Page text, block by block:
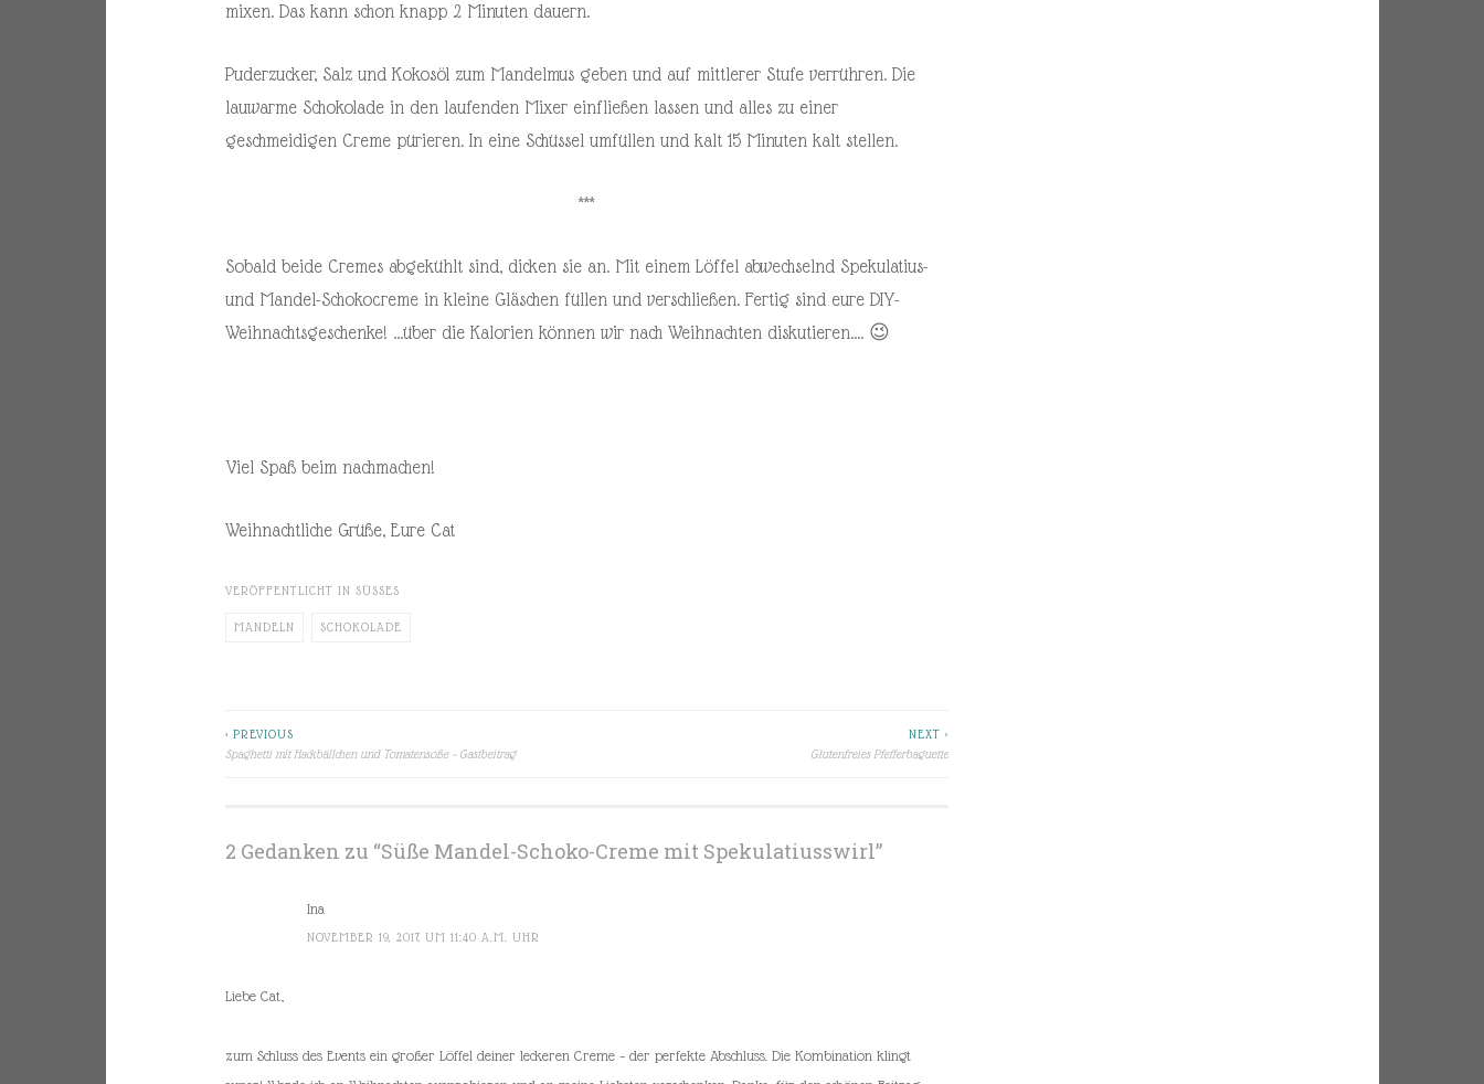
mixen. Das kann schon knapp 2 Minuten dauern.
Puderzucker, Salz und Kokosöl zum Mandelmus geben und auf mittlerer Stufe verrühren. Die
lauwarme Schokolade in den laufenden Mixer einfließen lassen und alles zu einer
geschmeidigen Creme pürieren. In eine Schüssel umfüllen und kalt 15 Minuten kalt stellen.
***
Sobald beide Cremes abgekühlt sind, dicken sie an. Mit einem Löffel abwechselnd Spekulatius-
und Mandel-Schokocreme in kleine Gläschen füllen und verschließen. Fertig sind eure DIY-
Weihnachtsgeschenke! …über die Kalorien können wir nach Weihnachten diskutieren…. 😉
Viel Spaß beim nachmachen!
Weihnachtliche Grüße, Eure Cat
VERÖFFENTLICHT IN SÜSSES
MANDELN SCHOKOLADE
Beitragsnavigation
< PREVIOUS
Spaghetti mit Hackbällchen und Tomatensoße – Gastbeitrag
NEXT >
Glutenfreies Pfefferbaguette
2 Gedanken zu “Süße Mandel-Schoko-Creme mit Spekulatiusswirl”
Ina
NOVEMBER 19, 2017 UM 11:40 A.M. UHR
Liebe Cat,
zum Schluss des Events ein großer Löffel deiner leckeren Creme – der perfekte Abschluss. Die Kombination klingt